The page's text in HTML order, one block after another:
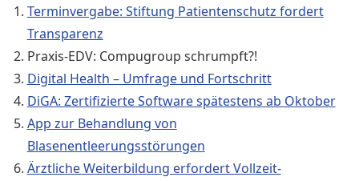
Terminvergabe: Stiftung Patientenschutz fordert
Transparenz
Praxis-EDV: Compugroup schrumpft?!
Digital Health – Umfrage und Fortschritt
DiGA: Zertifizierte Software spätestens ab Oktober
App zur Behandlung von
Blasenentleerungsstörungen
Ärztliche Weiterbildung erfordert Vollzeit-